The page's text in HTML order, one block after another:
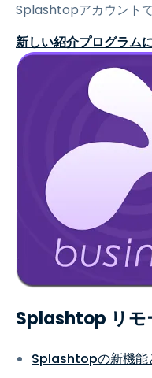
Splashtopアカウント
新しい紹介プログラム
Splashtop リモ
Splashtopの新機能